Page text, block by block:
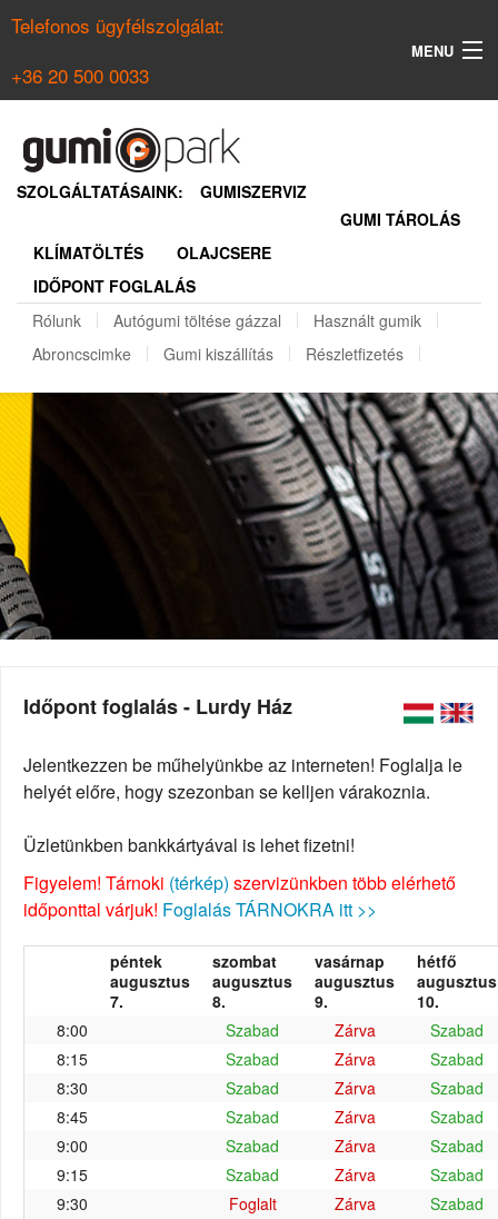
Telefonos ügyfélszolgálat:
+36 20 500 0033
MENU
NYÁRI GUMI KERESŐ
REGISZTRÁCIÓ
SZOLGÁLTATÁSAINK:
GUMISZERVIZ
GUMI TÁROLÁS
KLÍMATÖLTÉS
OLAJCSERE
IDŐPONT FOGLALÁS
Rólunk
Autógumi töltése gázzal
Használt gumik
Abroncscimke
Gumi kiszállítás Részletfizetés
Időpont foglalás - Lurdy Ház
Jelentkezzen be műhelyünkbe az interneten! Foglalja le
helyét előre, hogy szezonban se kelljen várakoznia.
Üzletünkben bankkártyával is lehet fizetni!
Figyelem! Tárnoki (térkép) szervizünkben több elérhető
időponttal várjuk! Foglalás TÁRNOKRA itt >>
péntek
augusztus
7.
szombat
augusztus
8.
vasárnap
augusztus
9.
hétfő
augusztus
10.
8:00
Szabad Zárva
Szabad
8:15
Szabad Zárva
Szabad
8:30
Szabad Zárva
Szabad
8:45
Szabad Zárva
Szabad
9:00
Szabad Zárva
Szabad
9:15
Szabad Zárva
Szabad
9:30
Foglalt Zárva
Szabad